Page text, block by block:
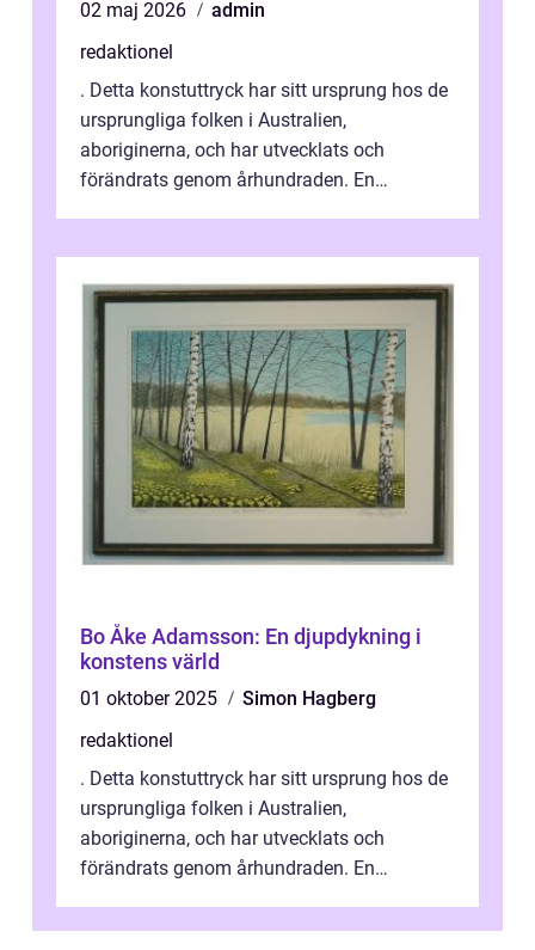
02 maj 2026
admin
redaktionel
. Detta konstuttryck har sitt ursprung hos de
ursprungliga folken i Australien,
aboriginerna, och har utvecklats och
förändrats genom århundraden. En
Bo Åke Adamsson: En djupdykning i
konstens värld
01 oktober 2025
Simon Hagberg
redaktionel
. Detta konstuttryck har sitt ursprung hos de
ursprungliga folken i Australien,
aboriginerna, och har utvecklats och
förändrats genom århundraden. En
”aborig...